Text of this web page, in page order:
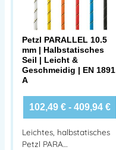
Petzl PARALLEL 10.5
mm | Halbstatisches
Seil | Leicht &
Geschmeidig | EN 1891
A
102,49 €- 409,94 €
Leichtes, halbstatisches
Petzl PARA…